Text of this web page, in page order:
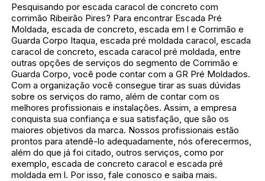
Pesquisando por escada caracol de concreto com
corrimão Ribeirão Pires? Para encontrar Escada Pré
Moldada, escada de concreto, escada em l e Corrimão e
Guarda Corpo Itaqua, escada pré moldada caracol, escada
caracol de concreto, escada caracol pré moldada, entre
outras opções de serviços do segmento de Corrimão e
Guarda Corpo, você pode contar com a GR Pré Moldados.
Com a organização você consegue tirar as suas dúvidas
sobre os serviços do ramo, além de contar com os
melhores profissionais e instalações. Assim, a empresa
conquista sua confiança e sua satisfação, que são os
maiores objetivos da marca. Nossos profissionais estão
prontos para atendê-lo adequadamente, nós oferecermos,
além do que já foi citado, outros serviços, como por
exemplo, escada de concreto caracol e escada pré
moldada em l. Por isso, fale conosco e saiba mais.